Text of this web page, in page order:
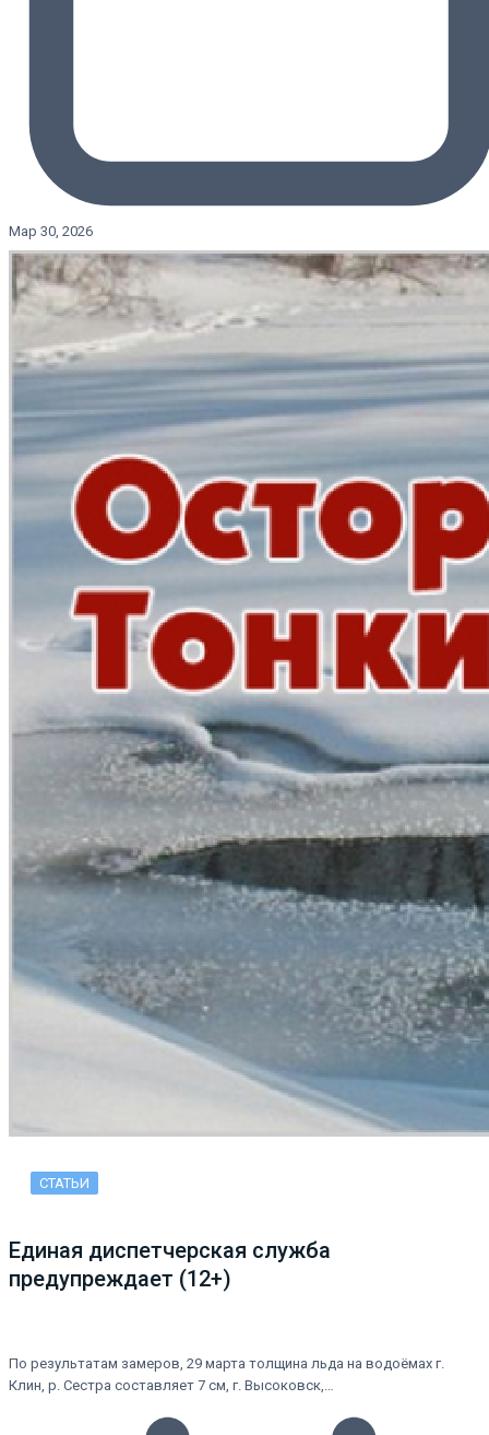
Мар 30, 2026
СТАТЬИ
Единая диспетчерская служба
предупреждает (12+)
По результатам замеров, 29 марта толщина льда на водоёмах г.
Клин, р. Сестра составляет 7 см, г. Высоковск,…